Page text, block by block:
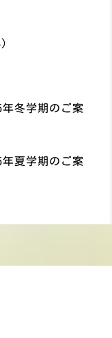
冬学期のご案
夏学期のご案